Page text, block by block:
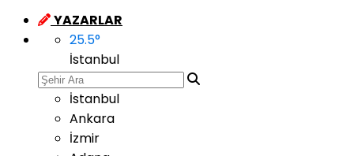
YAZARLAR
25.5°
İstanbul
İstanbul
Ankara
İzmir